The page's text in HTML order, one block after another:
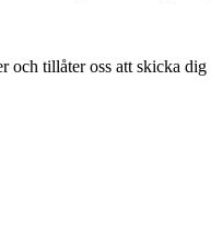
och tillåter oss att skicka dig